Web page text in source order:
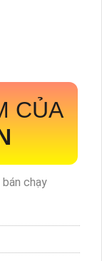
CỦA
chạy